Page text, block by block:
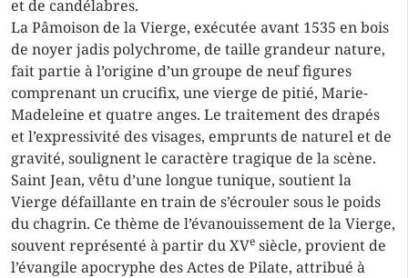
et de candélabres.
La Pâmoison de la Vierge, exécutée avant 1535 en bois
de noyer jadis polychrome, de taille grandeur nature,
fait partie à l’origine d’un groupe de neuf figures
comprenant un crucifix, une vierge de pitié, Marie-
Madeleine et quatre anges. Le traitement des drapés
et l’expressivité des visages, emprunts de naturel et de
gravité, soulignent le caractère tragique de la scène.
Saint Jean, vêtu d’une longue tunique, soutient la
Vierge défaillante en train de s’écrouler sous le poids
du chagrin. Ce thème de l’évanouissement de la Vierge,
souvent représenté à partir du XVe siècle, provient de
l’évangile apocryphe des Actes de Pilate, attribué à